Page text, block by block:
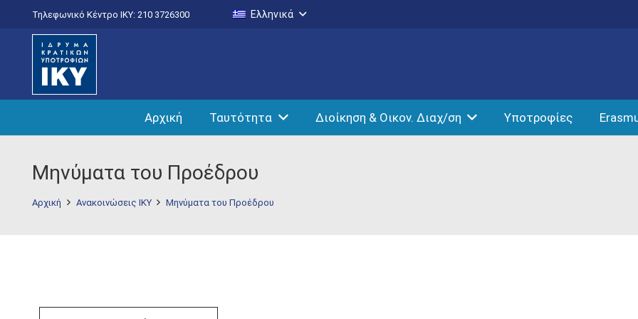
Τηλεφωνικό Κέντρο IKY: 210 3726300 Ελληνικά
Αρχική Ταυτότητα Διοίκηση & Οικον. Διαχ/ση Υποτροφίες
Μηνύματα του Προέδρου
Αρχική Ανακοινώσεις ΙΚΥ Μηνύματα του Προέδρου